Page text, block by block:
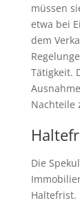
müssen
etwa bei
dem
Tätigkeit.
Nachteile
Die
Haltefrist.